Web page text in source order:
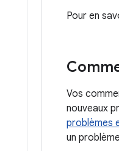
Pour en
Vos
nouveaux
problèmes
un